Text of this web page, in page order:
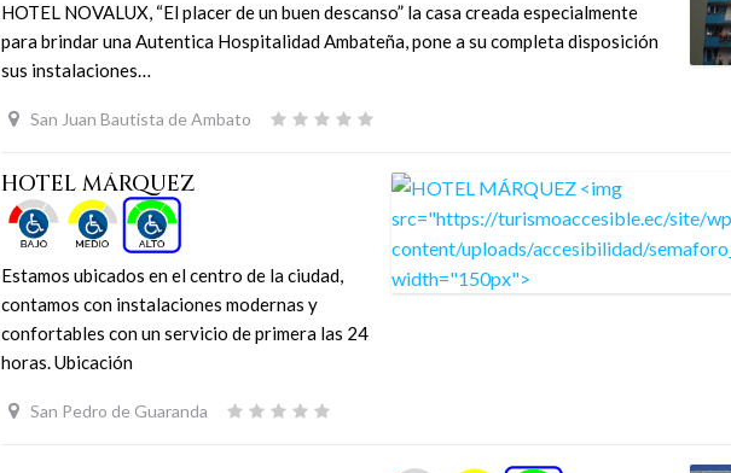
HOTEL NOVALUX, “El placer de un buen descanso” la casa creada especialmente
para brindar una Autentica Hospitalidad Ambateña, pone a su completa disposición
sus instalaciones…
San Juan Bautista de Ambato
HOTEL MÁRQUEZ
Estamos ubicados en el centro de la ciudad,
contamos con instalaciones modernas y
confortables con un servicio de primera las 24
horas. Ubicación
San Pedro de Guaranda